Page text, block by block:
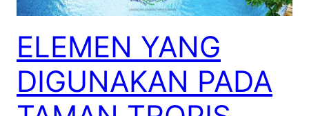
ELEMEN YANG
DIGUNAKAN PADA